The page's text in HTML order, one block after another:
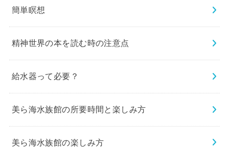
簡単瞑想
精神世界の本を読む時の注意点
給水器って必要？
美ら海水族館の所要時間と楽しみ方
美ら海水族館の楽しみ方